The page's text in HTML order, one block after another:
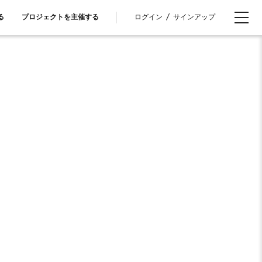
プロジェクトを主催する ログイン / サインアップ